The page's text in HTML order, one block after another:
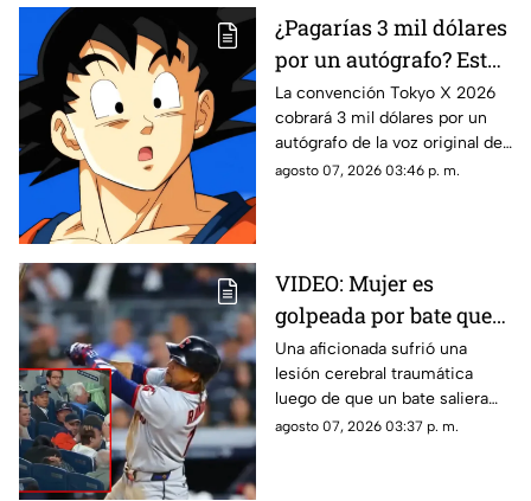
¿Pagarías 3 mil dólares
por un autógrafo? Esto
cobra quien da voz a
Goku e indigna a los
fans
La convención Tokyo X 2026
cobrará 3 mil dólares por un
autógrafo de la voz original de
Goku en Dragon Ball. Fans
agosto 07, 2026 03:46 p. m.
VIDEO: Mujer es
golpeada por bate que
salió volando en
partido de los Yankees;
los demandó por 10
millones de dólares
Una aficionada sufrió una
lesión cerebral traumática
luego de que un bate saliera
disparado hacia las gradas en
agosto 07, 2026 03:37 p. m.